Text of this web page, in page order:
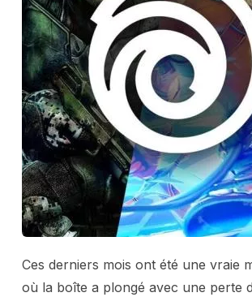
Ces derniers mois ont été une vraie
où la boîte a plongé avec une perte